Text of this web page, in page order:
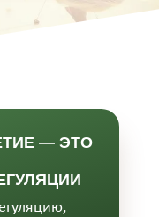
— ЭТО